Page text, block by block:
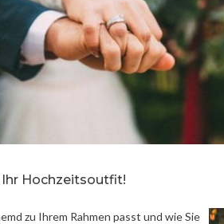
Hochzeitsoutfit!
zu Ihrem Rahmen passt und wie Sie